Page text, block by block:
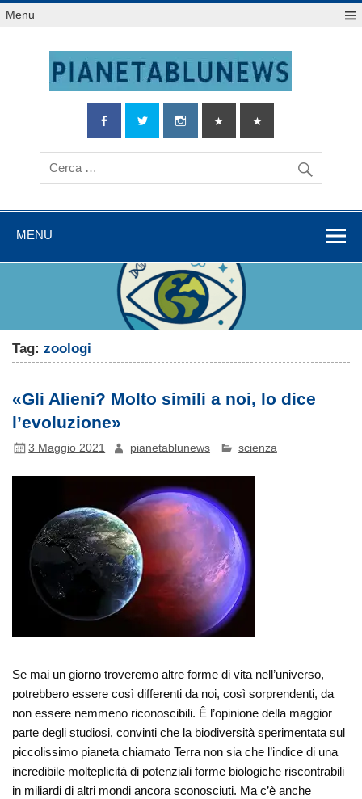
Salta
alMenu
MENU
Tag:zoologi
«Gli Alieni? Molto simili a noi, lo dice
l’evoluzione»
3 Maggio 2021 pianetablunews scienza
Se mai un giorno troveremo altre forme di vita nell’universo,
potrebbero essere così differenti da noi, così sorprendenti, da
non essere nemmeno riconoscibili. Ê l’opinione della maggior
parte degli studiosi, convinti che la biodiversità sperimentata sul
piccolissimo pianeta chiamato Terra non sia che l’indice di una
incredibile molteplicità di potenziali forme biologiche riscontrabili
in miliardi di altri mondi ancora sconosciuti. Ma c’è anche